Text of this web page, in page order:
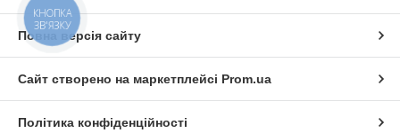
Повна версія сайту
Сайт створено на маркетплейсі Prom.ua
Політика конфіденційності
КНОПКА
ЗВ'ЯЗКУ